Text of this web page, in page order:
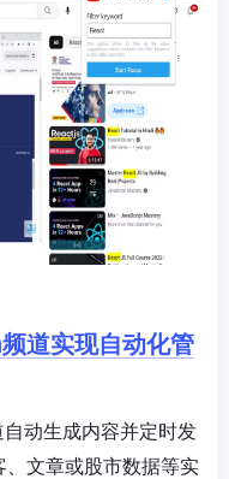
道实现自动化管
动生成内容并定时发
文章或股市数据等实